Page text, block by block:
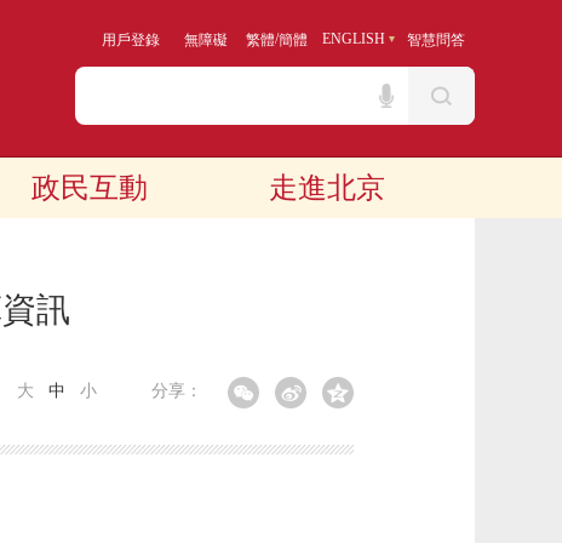
用戶登錄 無障礙 繁體/簡體 ENGLISH 智慧問答
政民互動 走進北京
訊
分享：
大 中 小